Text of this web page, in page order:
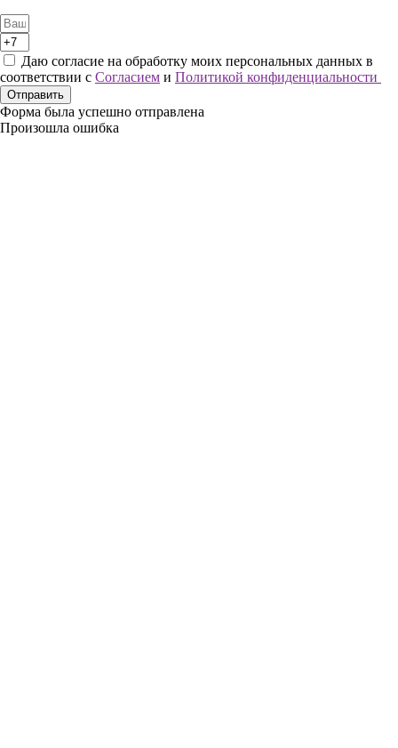
Даю согласие на обработку моих персональных данных в
соответствии с Согласием и Политикой конфиденциальности
Отправить
Форма была успешно отправлена
Произошла ошибка